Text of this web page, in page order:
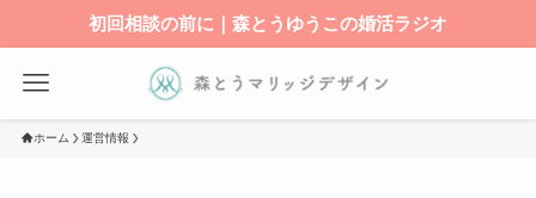
初回相談の前に｜森とうゆうこの婚活ラジオ
ホーム 運営情報